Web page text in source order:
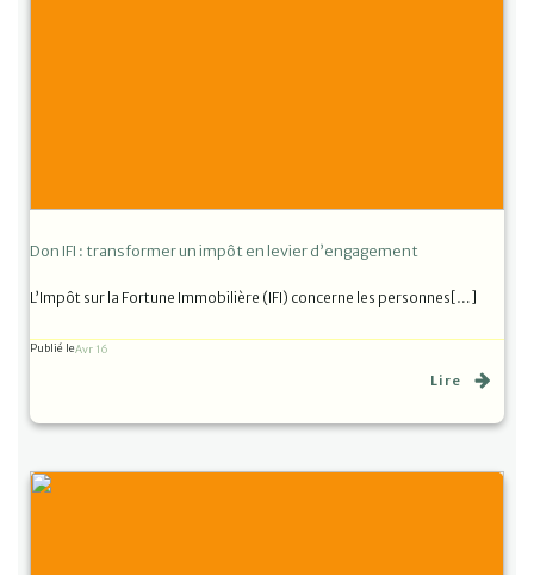
Don IFI : transformer un impôt en levier d’engagement
L’Impôt sur la Fortune Immobilière (IFI) concerne les personnes[…]
Publié leAvr 16
Lire